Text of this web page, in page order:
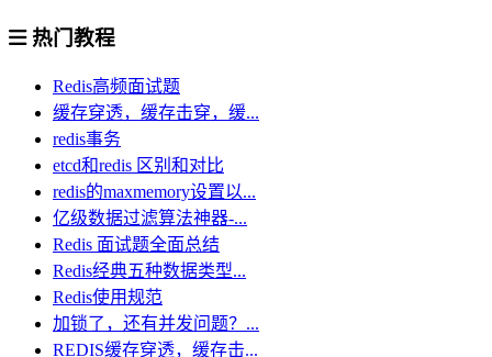
热门教程
Redis高频面试题
缓存穿透，缓存击穿，缓...
redis事务
etcd和redis 区别和对比
redis的maxmemory设置以...
亿级数据过滤算法神器-...
Redis 面试题全面总结
Redis经典五种数据类型...
Redis使用规范
加锁了，还有并发问题？...
REDIS缓存穿透，缓存击...